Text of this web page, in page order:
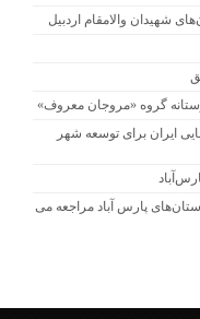
شهیدان والامقام اردبیل
گروه «مروجان معروف»
ایران برای توسعه شهر
به بیمارستان‌های پارس آباد مراجعه می